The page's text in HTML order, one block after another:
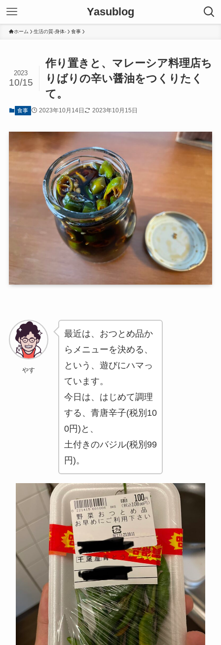
Yasublog
ホーム 生活の質-身体- 食事
作り置きと、マレーシア料理店ち
りばりの辛い醤油をつくりたく
て。
2023
10/15
食事 2023年10月14日 2023年10月15日
やす
最近は、おつとめ品か
らメニューを決める、
という、遊びにハマっ
ています。
今日は、はじめて調理
する、青唐辛子(税別10
0円)と、
土付きのバジル(税別99
円)。